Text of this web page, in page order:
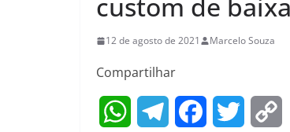
custom de
12 de agosto de 2021 Marcelo Souza
Compartilhar
W